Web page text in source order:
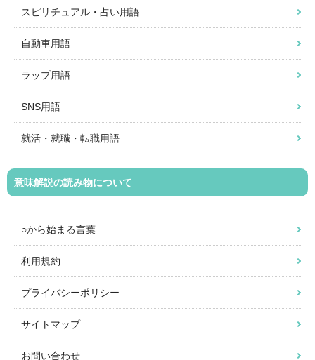
スピリチュアル・占い用語
自動車用語
ラップ用語
SNS用語
就活・就職・転職用語
意味解説の読み物について
○から始まる言葉
利用規約
プライバシーポリシー
サイトマップ
お問い合わせ